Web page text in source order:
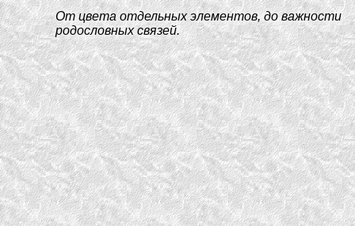
От цвета отдельных элементов, до важности
родословных связей.